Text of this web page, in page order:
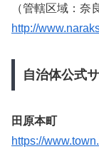
（管轄区域：奈
http://
自治体公式
田原本町
https://